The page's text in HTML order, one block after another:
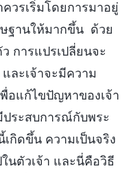
วรเริ่มโดยการมาอยู่
ษฐานให้มากขึ้น ด้วย
การแปรเปลี่ยนจะ
ละเจ้าจะมีความ
อแก้ไขปัญหาของเจ้า
ประสบการณ์กับพระ
กิดขึ้น ความเป็นจริง
นตัวเจ้า และนี่คือวิธี